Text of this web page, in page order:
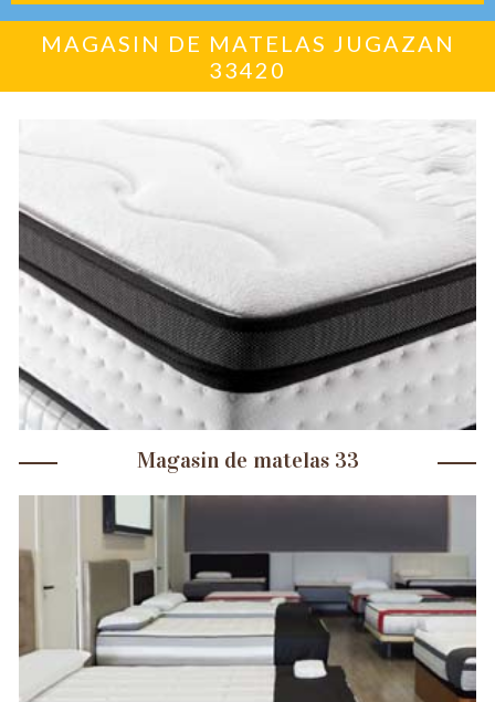
MAGASIN DE MATELAS JUGAZAN
33420
Magasin de matelas 33